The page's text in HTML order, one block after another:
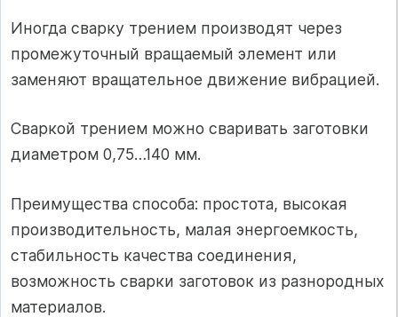
Иногда сварку трением производят через
промежуточный вращаемый элемент или
заменяют вращательное движение вибрацией.
Сваркой трением можно сваривать заготовки
диаметром 0,75…140 мм.
Преимущества способа: простота, высокая
производительность, малая энергоемкость,
стабильность качества соединения,
возможность сварки заготовок из разнородных
материалов.